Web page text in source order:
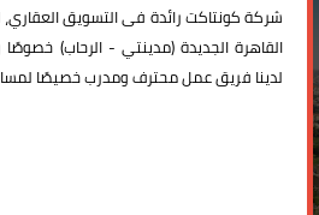
شركةكونتاكترائدة فى التسويق
القاهرة الجديدة (مدينتي -الرحاب) خصوصًا
لدينا فريق عمل محترف ومدرب خصيصًا